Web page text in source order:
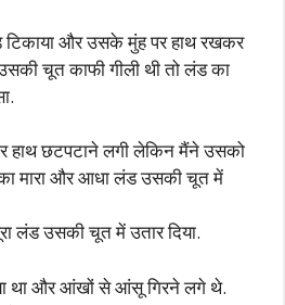
और उसके मुंह पर हाथ रखकर
चूत काफी गीली थी तो लंड का
छटपटाने लगी लेकिन मैंने उसको
मारा और आधा लंड उसकी चूत में
लंड उसकी चूत में उतार दिया.
था और आंखों से आंसू गिरने लगे थे.